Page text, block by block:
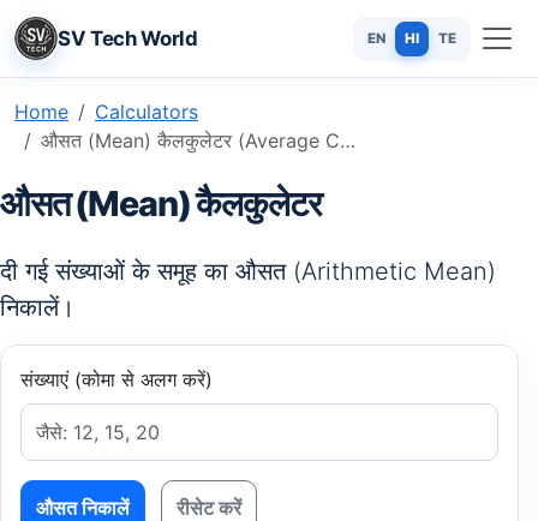
SV Tech World EN HI TE
Home
Calculators
औसत (Mean) कैलकुलेटर (Average Calculator): सटीक और तेज़ ऑनलाइन टूल
औसत (Mean) कैलकुलेटर
दी गई संख्याओं के समूह का औसत (Arithmetic Mean)
निकालें।
संख्याएं (कोमा से अलग करें)
औसत निकालें रीसेट करें